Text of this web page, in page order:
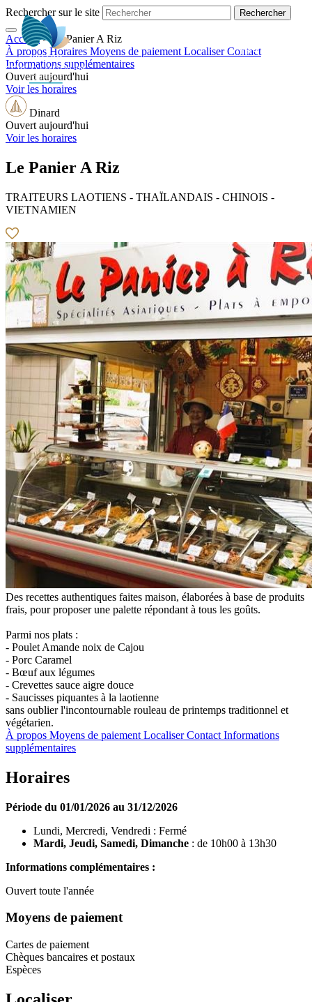
Rechercher sur le site
FR
Accueil>Le Panier A Riz
À propos Horaires Moyens de paiement Localiser Contact
Informations supplémentaires
Ouvert aujourd'hui
Voir les horaires
Dinard
Ouvert aujourd'hui
Voir les horaires
Le Panier A Riz
TRAITEURS LAOTIENS - THAÏLANDAIS - CHINOIS -
VIETNAMIEN
Des recettes authentiques faites maison, élaborées à base de produits
frais, pour proposer une palette répondant à tous les goûts.
Parmi nos plats :
- Poulet Amande noix de Cajou
- Porc Caramel
- Bœuf aux légumes
- Crevettes sauce aigre douce
- Saucisses piquantes à la laotienne
sans oublier l'incontournable rouleau de printemps traditionnel et
végétarien.
À propos Moyens de paiement Localiser Contact Informations
supplémentaires
Horaires
Période du 01/01/2026 au 31/12/2026
Lundi, Mercredi, Vendredi : Fermé
Mardi, Jeudi, Samedi, Dimanche : de 10h00 à 13h30
Informations complémentaires :
Ouvert toute l'année
Moyens de paiement
Cartes de paiement
Chèques bancaires et postaux
Espèces